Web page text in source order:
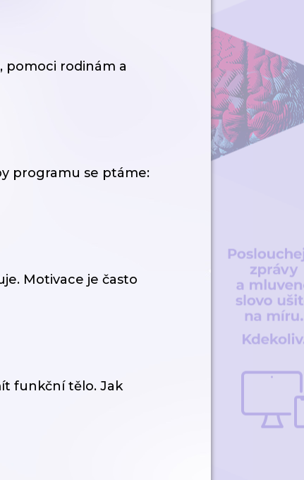
pomoci rodinám a
programu se ptáme:
Motivace je často
funkční tělo. Jak